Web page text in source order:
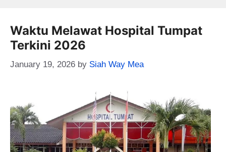
Waktu Melawat Hospital Tumpat
Terkini 2026
January 19, 2026 by Siah Way Mea